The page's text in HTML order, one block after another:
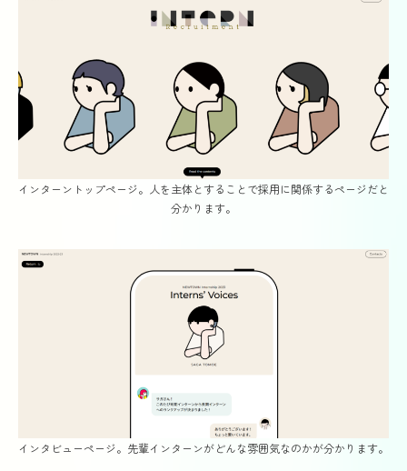
インターントップページ。人を主体とすることで採用に関係するページだと
分かります。
インタビューページ。先輩インターンがどんな雰囲気なのかが分かります。